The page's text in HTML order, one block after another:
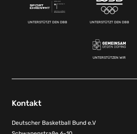
UNTERSTÜTZT DEN DBB UNTERSTÜTZT DEN DBB
UNTERSTÜTZEN WIR
Kontakt
Deutscher Basketball Bund e.V